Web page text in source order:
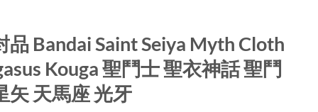
品 Bandai Saint Seiya Myth Cloth
Kouga 聖鬥士 聖衣神話 聖鬥
矢 天馬座 光牙